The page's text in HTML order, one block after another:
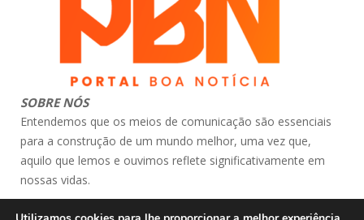
SOBRE NÓS
Entendemos que os meios de comunicação são essenciais
para a construção de um mundo melhor, uma vez que,
aquilo que lemos e ouvimos reflete significativamente em
nossas vidas.